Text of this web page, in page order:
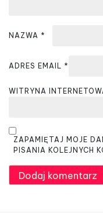
NAZWA *
ADRES EMAIL *
WITRYNA
ZAPAMIĘTAJ MOJE
PISANIA KOLEJNYCH